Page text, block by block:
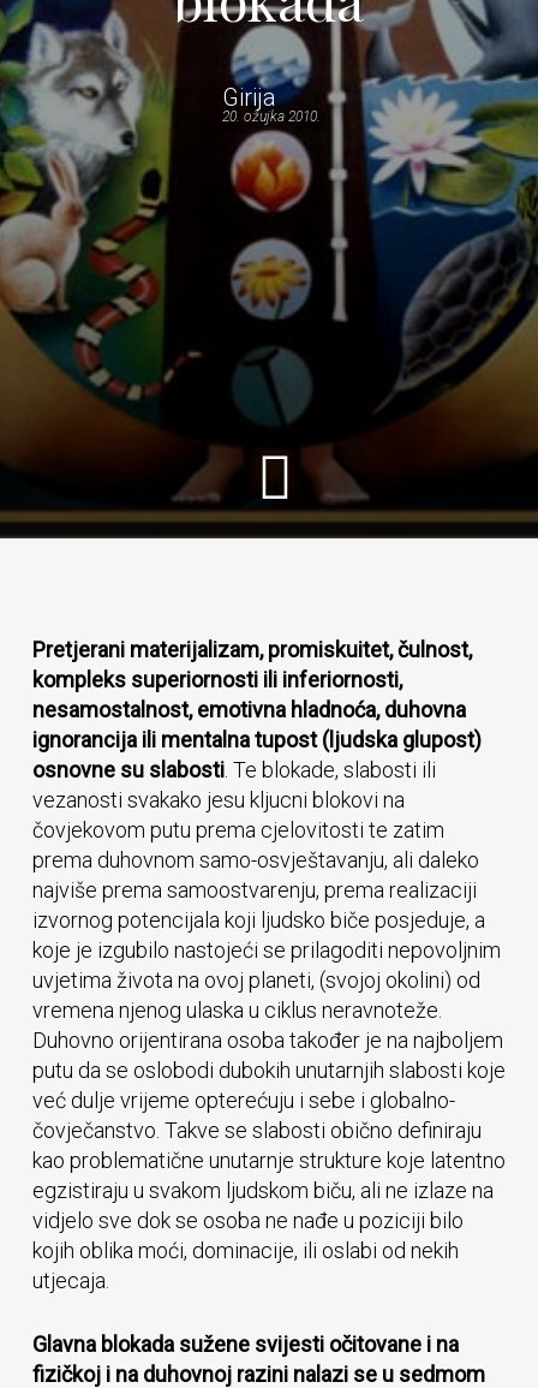
Girija
20. ožujka 2010.
Pretjerani materijalizam, promiskuitet, čulnost,
kompleks superiornosti ili inferiornosti,
nesamostalnost, emotivna hladnoća, duhovna
ignorancija ili mentalna tupost (ljudska glupost)
osnovne su slabosti. Te blokade, slabosti ili
vezanosti svakako jesu kljucni blokovi na
čovjekovom putu prema cjelovitosti te zatim
prema duhovnom samo-osvještavanju, ali daleko
najviše prema samoostvarenju, prema realizaciji
izvornog potencijala koji ljudsko biče posjeduje, a
koje je izgubilo nastojeći se prilagoditi nepovoljnim
uvjetima života na ovoj planeti, (svojoj okolini) od
vremena njenog ulaska u ciklus neravnoteže.
Duhovno orijentirana osoba također je na najboljem
putu da se oslobodi dubokih unutarnjih slabosti koje
već dulje vrijeme opterećuju i sebe i globalno-
čovječanstvo. Takve se slabosti obično definiraju
kao problematične unutarnje strukture koje latentno
egzistiraju u svakom ljudskom biču, ali ne izlaze na
vidjelo sve dok se osoba ne nađe u poziciji bilo
kojih oblika moći, dominacije, ili oslabi od nekih
utjecaja.
Glavna blokada sužene svijesti očitovane i na
fizičkoj i na duhovnoj razini nalazi se u sedmom